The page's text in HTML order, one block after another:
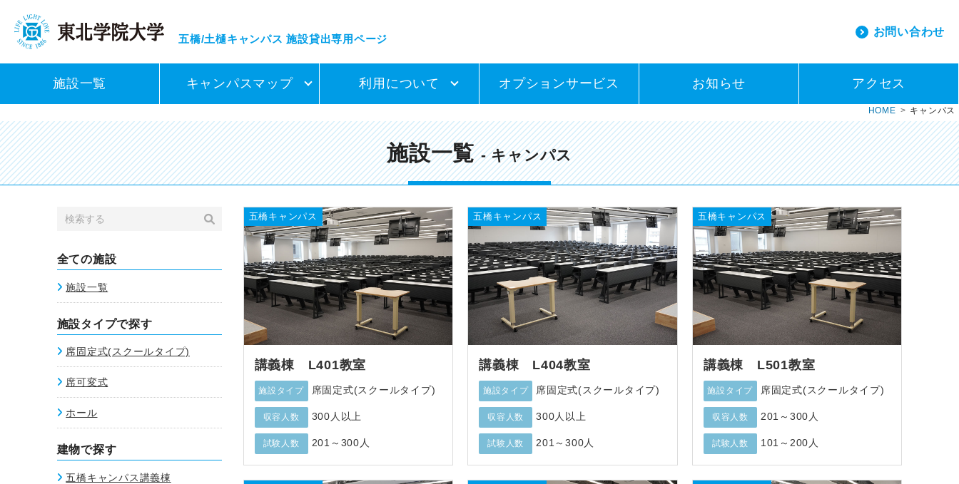
五橋/土樋キャンパス施設貸出専用ページ
お問い合わせ
施設一覧 キャンパスマップ 利用について オプションサービス お知らせ アクセス
HOME キャンパス
施設一覧- キャンパス
全ての施設
施設一覧
施設タイプで探す
席固定式(スクールタイプ)
席可変式
ホール
建物で探す
五橋キャンパス講義棟
五橋キャンパス
講義棟 L401教室
施設タイプ 席固定式(スクールタイプ)
収容人数 300人以上
試験人数 201～300人
五橋キャンパス
講義棟 L404教室
施設タイプ 席固定式(スクールタイプ)
収容人数 300人以上
試験人数 201～300人
五橋キャンパス
講義棟 L501教室
施設タイプ 席固定式(スクールタイプ)
収容人数 201～300人
試験人数 101～200人